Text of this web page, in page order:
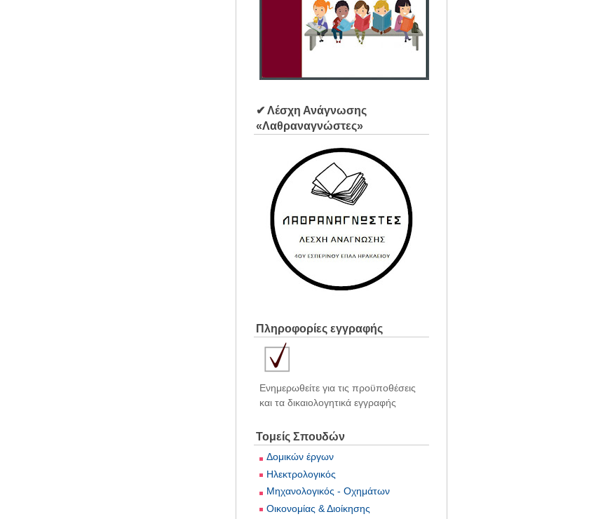
✔ Λέσχη Ανάγνωσης
«Λαθραναγνώστες»
Πληροφορίες εγγραφής
Ενημερωθείτε για τις προϋποθέσεις
και τα δικαιολογητικά εγγραφής
Τομείς Σπουδών
Δομικών έργων
Ηλεκτρολογικός
Μηχανολογικός - Οχημάτων
Οικονομίας & Διοίκησης